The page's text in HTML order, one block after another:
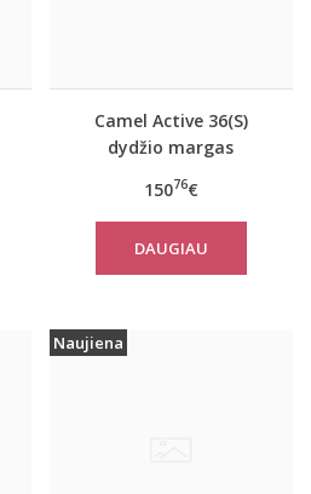
Camel Active 36(S)
dydžio margas
paltas 310320 2501
15076€
DAUGIAU
Naujiena